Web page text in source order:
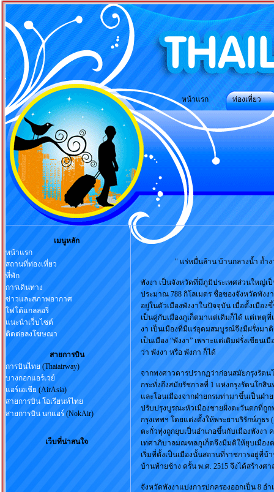
หน้าแรก ท่องเที่ยว ที่พัก การ
เมนูหลัก
หน้าแรก
สถานที่ท่องเที่ยว
ที่พัก
การเดินทาง
ข่าวและสภาพอากาศ
โฟโต้แกลลอรี่
แนะนำเว็บไซต์
ติดต่อลงโฆษณา
สายการบิน
การบินไทย (Thaiairway)
บางกอกแอร์เวย์
แอร์เอเชีย (AirAsia)
สายการบิน โอเรียนท์ไทย
สายการบิน นกแอร์(NokAir)
เว็บที่น่าสนใจ
" แร่หมื่นล้าน บ้านกลางน้ำ ถ้ำ
พังงา เป็นจังหวัดที่มีภูมิประเทศส่วนใหญ่เป็
ประมาณ 788 กิโลเมตร ชื่อของจังหวัดพังง
อยู่ในตัวเมืองพังงาในปัจจุบัน เมื่อตั้งเมือง
เป็นคู่กับเมืองภูเก็ตมาแต่เดิมก็ได้ แต่เหตุ
งา เป็นเมืองที่มีแร่อุดมสมบูรณ์จึงมีฝรั่งมา
เป็นเมือง “พังงา” เพราะแต่เดิมฝรั่งเขียน
ว่า พังงา หรือ พังกา ก็ได้
จากพงศาวดารปรากฏว่าก่อนสมัยกรุงรัตน
กระทั่งถึงสมัยรัชกาลที่ 1 แห่งกรุงรัตนโกสิ
และโอนเมืองจากฝ่ายกรมท่ามาขึ้นเป็นฝ่
ปรับปรุงบูรณะหัวเมืองชายฝั่งตะวันตกที่ถูก
กรุงเทพฯ โดยแต่งตั้งให้พระยาบริรักษ์ภูธร
ตะกั่วทุ่งถูกยุบเป็นอำเภอขึ้นกับเมืองพังงา
เทศาภิบาลมณฑลภูเก็ตจึงมีมติให้ยุบเมือง
เริ่มที่ตั้งเป็นเมืองนั้นสถานที่ราชการอยู่ที่บ้
บ้านท้ายช้าง ครั้น พ.ศ. 2515 จึงได้สร้าง
จังหวัดพังงาแบ่งการปกครองออกเป็น 8 อำ